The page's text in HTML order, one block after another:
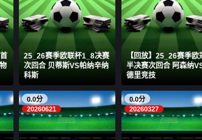
25_26赛季欧联杯1_8决赛
次回合 贝蒂斯VS帕纳辛纳
科斯
【回放】25_26赛季欧
半决赛次回合 阿森纳
德里竞技
0.0分
20260621
0.0分
20260327